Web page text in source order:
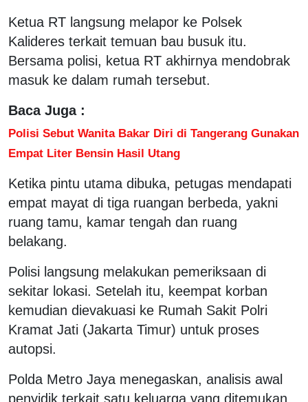
Ketua RT langsung melapor ke Polsek
Kalideres terkait temuan bau busuk itu.
Bersama polisi, ketua RT akhirnya mendobrak
masuk ke dalam rumah tersebut.
Baca Juga :
Polisi Sebut Wanita Bakar Diri di Tangerang Gunakan
Empat Liter Bensin Hasil Utang
Ketika pintu utama dibuka, petugas mendapati
empat mayat di tiga ruangan berbeda, yakni
ruang tamu, kamar tengah dan ruang
belakang.
Polisi langsung melakukan pemeriksaan di
sekitar lokasi. Setelah itu, keempat korban
kemudian dievakuasi ke Rumah Sakit Polri
Kramat Jati (Jakarta Timur) untuk proses
autopsi.
Polda Metro Jaya menegaskan, analisis awal
penyidik terkait satu keluarga yang ditemukan